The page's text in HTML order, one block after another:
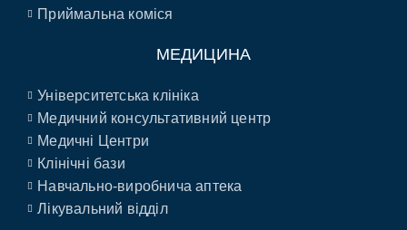
Приймальна коміся
МЕДИЦИНА
Університетська клініка
Медичний консультативний центр
Медичні Центри
Клінічні бази
Навчально-виробнича аптека
Лікувальний відділ